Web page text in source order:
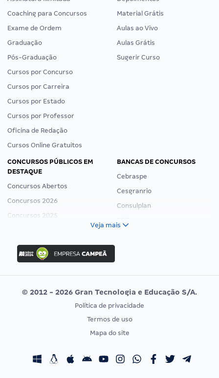
Coaching para Concursos
Exame de Ordem
Graduação
Pós-Graduação
Cursos por Concurso
Cursos por Carreira
Cursos por Estado
Cursos por Professor
Oficina de Redação
Cursos Online Gratuitos
Material Grátis
Aulas ao Vivo
Aulas Grátis
Sugerir Curso
CONCURSOS PÚBLICOS EM
DESTAQUE
Concursos Abertos
Concursos 2026
Concursos 2025
Concurso Ibama
Concurso MPU
Editais publicados
BANCAS DE CONCURSOS
Cebraspe
Cesgranrio
Consulplan
Vunesp
CONCURSOS POR PROFISSÃO
Concursos Fiscais
EXAME DE ORDEM
Calendário OAB
Veja mais
© 2012 - 2026 Gran Tecnologia e Educação S/A.
Política de privacidade
Termos de uso
Mapa do site